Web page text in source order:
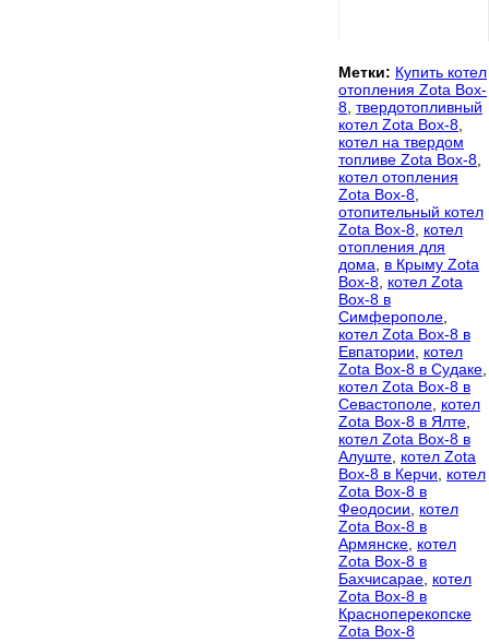
Метки: Купить котел
отопления Zota Box-
8 твердотопливный
котел Zota Box-8
котел на твердом
топливе Zota Box-8
котел отопления
Zota Box-8
отопительный котел
Zota Box-8 котел
отопления для
дома
в Крыму Zota
Box-8 котел Zota
Box-8 в
Симферополе
котел Zota Box-8 в
Евпатории
котел
Zota Box-8 в Судаке
котел Zota Box-8 в
Севастополе котел
Zota Box-8 в Ялте
котел Zota Box-8 в
Алуште котел Zota
Box-8 в Керчи
котел
Zota Box-8 в
Феодосии
котел
Zota Box-8 в
Армянске котел
Zota Box-8 в
Бахчисарае котел
Zota Box-8 в
Красноперекопске
Zota Box-8